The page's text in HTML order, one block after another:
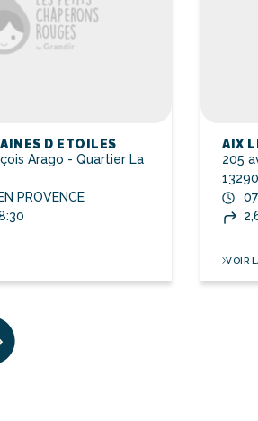
D ETOILES
Arago - Quartier La
PROVENCE
AIX
205
VOIR